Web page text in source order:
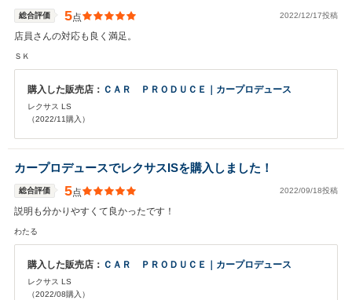
総合評価 5点 2022/12/17投稿
店員さんの対応も良く満足。
ＳＫ
購入した販売店： ＣＡＲ ＰＲＯＤＵＣＥ｜カープロデュース
レクサス LS
（2022/11購入）
カープロデュースでレクサスISを購入しました！
総合評価 5点 2022/09/18投稿
説明も分かりやすくて良かったです！
わたる
購入した販売店： ＣＡＲ ＰＲＯＤＵＣＥ｜カープロデュース
レクサス LS
（2022/08購入）